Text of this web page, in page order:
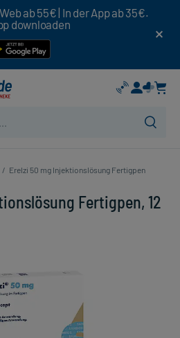
ab 55€ | In der App ab 35€.
downloaden
/ Erelzi 50 mg Injektionslösung Fertigpen
Fertigpen, 12